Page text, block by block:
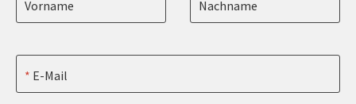
Vorname Nachname
E-Mail